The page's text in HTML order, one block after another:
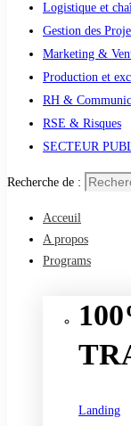
Logistique et
Gestion des
Marketing &
Production et
RH &
RSE & Risques
SECTEUR
Recherche de :
Acceuil
A propos
Programs
Landing